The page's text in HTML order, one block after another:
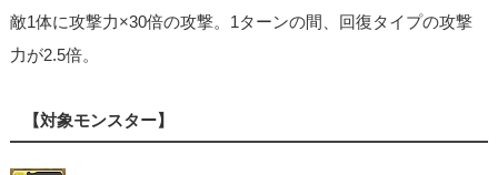
敵1体に攻撃力×30倍の攻撃。1ターンの間、回復タイプの攻撃
力が2.5倍。
【対象モンスター】